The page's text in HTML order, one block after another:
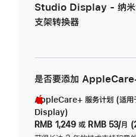
Studio Display - 纳米
支架转换器
是否要添加
AppleCare+ 服务计划 (适
Display)
RMB 1,249 或 RMB 53/月